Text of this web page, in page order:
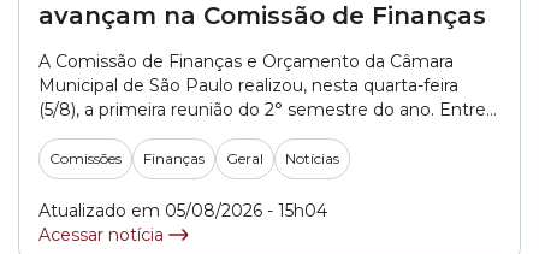
avançam na Comissão de Finanças
A Comissão de Finanças e Orçamento da Câmara
Municipal de São Paulo realizou, nesta quarta-feira
(5/8), a primeira reunião do 2° semestre do ano. Entre
os projetos analisados e que receberam aval do
colegiado, destaque para o PL (Projeto de Lei) PL
455/2021, de autoria do vereador Sidney Cruz (MDB),
que pretende garantir o uso... »
Comissões Finanças Geral Notícias
Atualizado em 05/08/2026 - 15h04
Acessar notícia